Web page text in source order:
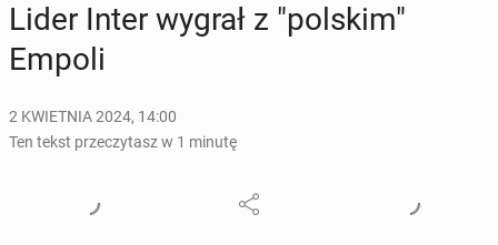
Lider Inter wygrał z "polskim"
Empoli
2 KWIETNIA 2024, 14:00
Ten tekst przeczytasz w 1 minutę